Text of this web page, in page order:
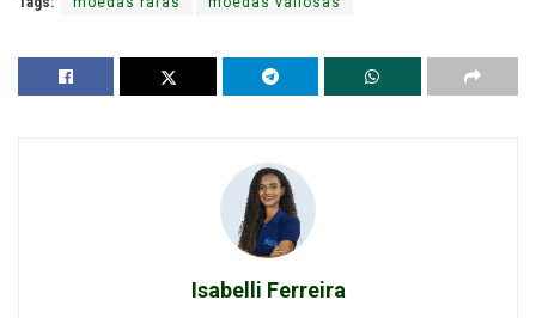
Isabelli Ferreira